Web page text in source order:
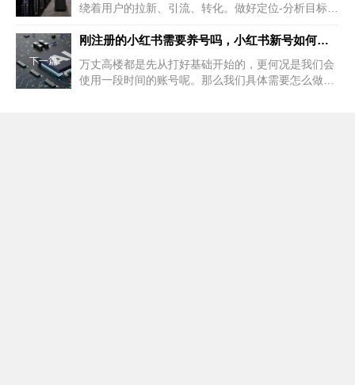
绕着用户的拉新、引流、转化。做好定位-分析目标用
下一篇
刚注册的小红书需要养号吗，小红书新号如何快速养号
万丈高楼都是先从打好基础开始的，更何况是我们会
使用一段时间的账号呢。那么我们具体需要怎么做，